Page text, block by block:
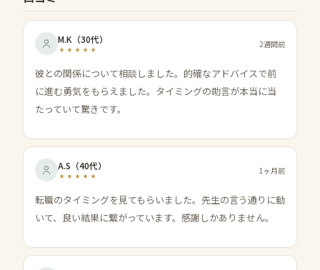
M.K （30代） 2週間前
彼との関係について相談しました。的確なアドバイスで前
に進む勇気をもらえました。タイミングの助言が本当に当
たっていて驚きです。
A.S （40代） 1ヶ月前
転職のタイミングを見てもらいました。先生の言う通りに動
いて、良い結果に繋がっています。感謝しかありません。